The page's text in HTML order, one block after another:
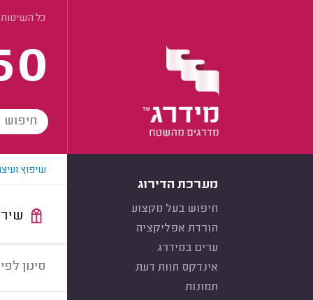
כל
מערכת הדירוג
חיפוש בעל מקצוע
הורדת אפליקציה
ערים במידרג
אינדקס חוות דעת
תמונות
שיפוץ
סינון